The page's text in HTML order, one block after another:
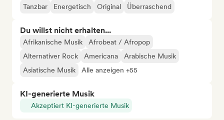
Tanzbar Energetisch Original Überraschend
Du willst nicht erhalten...
Afrikanische Musik
Afrobeat / Afropop
Alternativer Rock
Americana
Arabische Musik
Asiatische Musik
Alle anzeigen +55
KI-generierte Musik
Akzeptiert KI-generierte Musik